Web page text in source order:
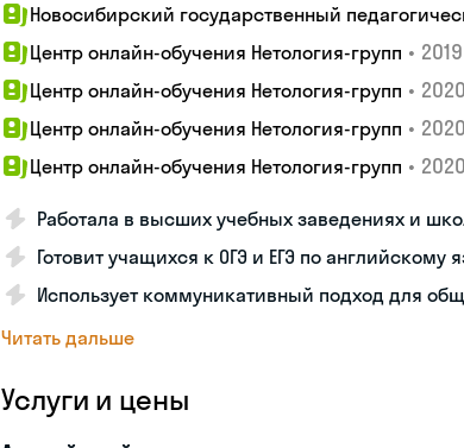
Новосибирский государственный
Центр онлайн-обучения Нетология-групп •
Центр онлайн-обучения Нетология-групп •
Центр онлайн-обучения Нетология-групп •
Центр онлайн-обучения Нетология-групп •
Работала в высших учебных заведениях и
Готовит учащихся к ОГЭ и ЕГЭ по английскому
Использует коммуникативный подход для
Читать дальше
Услуги и цены